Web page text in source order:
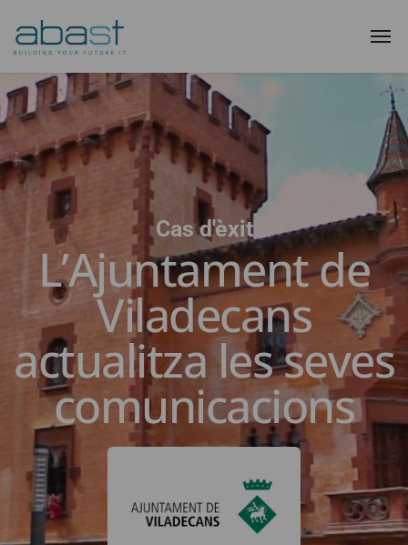
Cas d'èxit
L’Ajuntament de
Viladecans
actualitza les seves
comunicacions